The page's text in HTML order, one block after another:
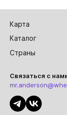
Карта
Каталог
Страны
Связаться с